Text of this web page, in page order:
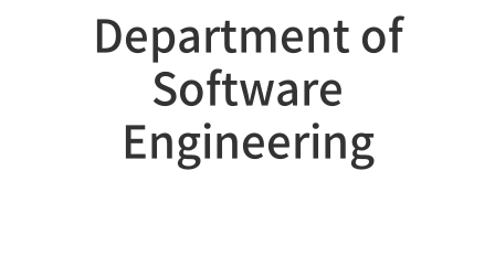
Department of
Software
Engineering